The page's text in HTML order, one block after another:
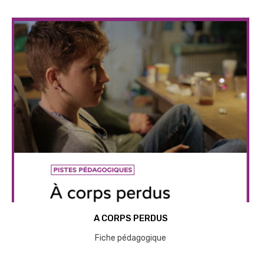
A CORPS PERDUS
Fiche pédagogique